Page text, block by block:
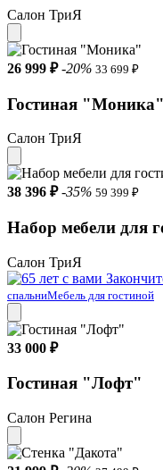
Салон ТриЯ
26 999 ₽ -20% 33 699 ₽
Гостиная "Моника"
Салон ТриЯ
38 396 ₽ -35% 59 399 ₽
Набор мебели для
Салон ТриЯ
спальниМебель для гостиной
33 000 ₽
Гостиная "Лофт"
Салон Регина